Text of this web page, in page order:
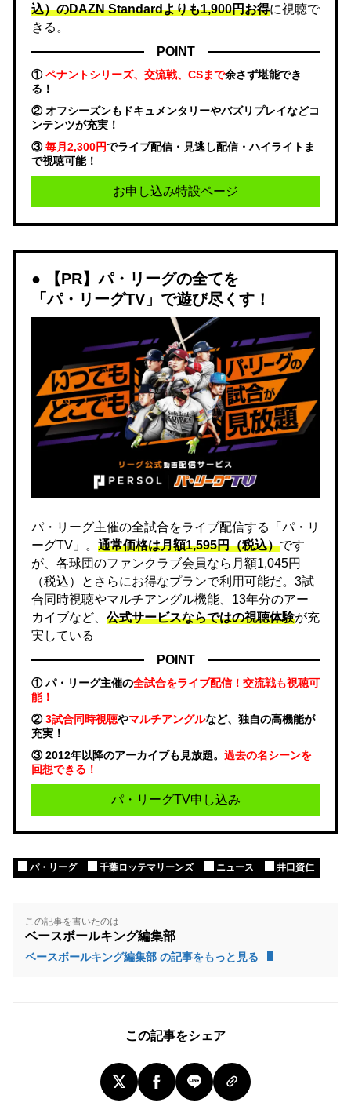
込）のDAZN Standard​よりも1,900円お得に視聴で
きる。
POINT
①ペナントシリーズ、交流戦、CSまで余さず堪能でき
る！
② オフシーズンもドキュメンタリーやバズリプレイなどコ
ンテンツが充実！
③毎月2,300円でライブ配信・見逃し配信・ハイライトま
で視聴可能！
お申し込み特設ページ
【PR】パ・リーグの全てを
「パ・リーグTV」で遊び尽くす！
パ・リーグ主催の全試合をライブ配信する「パ・リ
ーグTV」。 通常価格は月額1,595円（税込）です
が、各球団のファンクラブ会員なら月額1,045円
（税込）とさらにお得なプランで利用可能だ。3試
合同時視聴やマルチアングル機能、13年分のアー
カイブなど、 公式サービスならではの視聴体験が充
実している
POINT
① パ・リーグ主催の全試合をライブ配信！交流戦も視聴可
能！
②3試合同時視聴やマルチアングルなど、独自の高機能が
充実！
③ 2012年以降のアーカイブも見放題。 過去の名シーンを
回想できる！
パ・リーグTV申し込み
パ・リーグ 千葉ロッテマリーンズ ニュース 井口資仁
この記事を書いたのは
ベースボールキング編集部
ベースボールキング編集部 の記事をもっと見る
この記事をシェア